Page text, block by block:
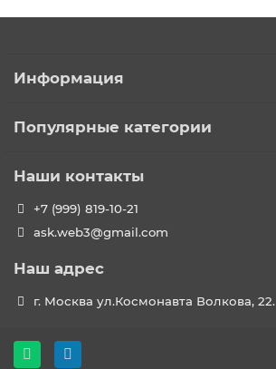
Информация
Популярные категории
Наши контакты
+7 (999) 819-10-21
ask.web3@gmail.com
Наш адрес
г. Москва ул.Космонавта Волкова, 22.